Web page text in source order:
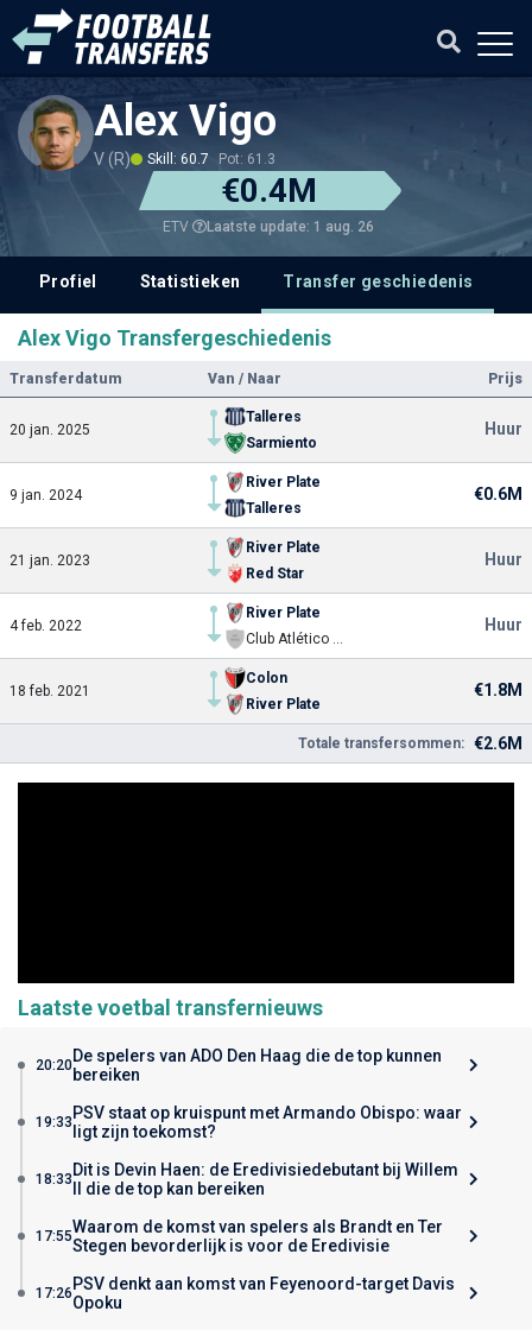
Alex Vigo
V (R) Skill: 60.7 Pot: 61.3
€0.4M
ETV Laatste update: 1 aug. 26
Profiel Statistieken Transfer geschiedenis
Alex Vigo Transfergeschiedenis
Transferdatum Van / Naar Prijs
20 jan. 2025
Talleres
Sarmiento
Huur
9 jan. 2024
River Plate
Talleres
€0.6M
21 jan. 2023
River Plate
Red Star
Huur
4 feb. 2022
River Plate
Club Atlético Independiente
Huur
18 feb. 2021
Colon
River Plate
€1.8M
Totale transfersommen: €2.6M
Laatste voetbal transfernieuws
20:20De spelers van ADO Den Haag die de top kunnen
bereiken
19:33 PSV staat op kruispunt met Armando Obispo: waar
ligt zijn toekomst?
18:33 Dit is Devin Haen: de Eredivisiedebutant bij Willem
II die de top kan bereiken
17:55Waarom de komst van spelers als Brandt en Ter
Stegen bevorderlijk is voor de Eredivisie
17:26 PSV denkt aan komst van Feyenoord-target Davis
Opoku